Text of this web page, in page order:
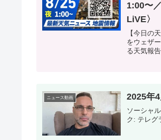
1:00〜
LiVE〉
【今日の
をウェザ
る天気報
ニュース動画 2025年
ソーシャ
ク: テレグ